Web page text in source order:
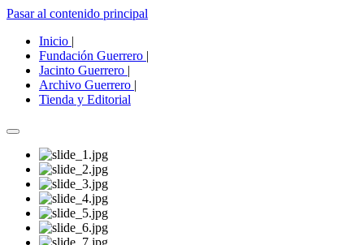
Pasar al contenido principal
Inicio |
Fundación Guerrero |
Jacinto Guerrero |
Archivo Guerrero |
Tienda y Editorial